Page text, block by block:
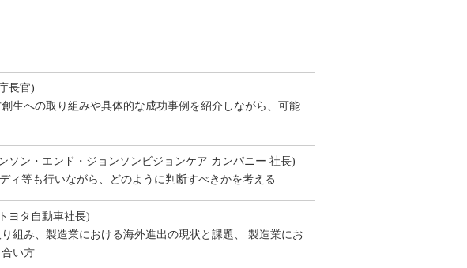
長官)
生への取り組みや具体的な成功事例を紹介しながら、可能
ソン・エンド・ジョンソンビジョンケア カンパニー 社長)
ィ等も行いながら、どのように判断すべきかを考える
ヨタ自動車社長)
組み、製造業における海外進出の現状と課題、 製造業にお
い方